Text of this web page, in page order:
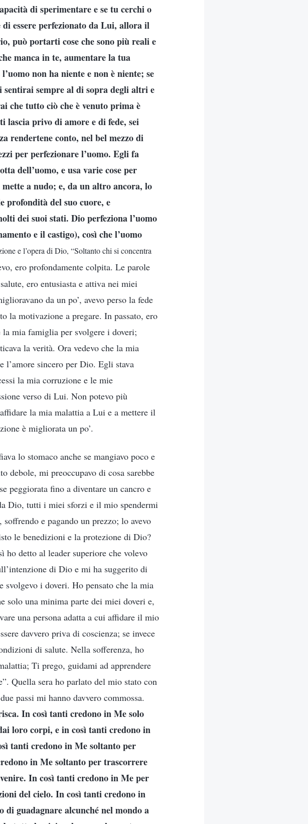
di sperimentare e se tu cerchi o
di essere perfezionato da Lui, allora il
può portarti cose che sono più reali e
manca in te, aumentare la tua
non ha niente e non è niente; se
sentirai sempre al di sopra degli altri e
che tutto ciò che è venuto prima è
lascia privo di amore e di fede, sei
rendertene conto, nel bel mezzo di
per perfezionare l’uomo. Egli fa
dell’uomo, e usa varie cose per
a nudo; e, da un altro ancora, lo
profondità del suo cuore, e
dei suoi stati. Dio perfeziona l’uomo
e il castigo), così che l’uomo
e l’opera di Dio, “Soltanto chi si concentra
ero profondamente colpita. Le parole
ero entusiasta e attiva nei miei
da un po’, avevo perso la fede
la motivazione a pregare. In passato, ero
mia famiglia per svolgere i doveri;
la verità. Ora vedevo che la mia
l’amore sincero per Dio. Egli stava
la mia corruzione e le mie
verso di Lui. Non potevo più
la mia malattia a Lui e a mettere il
è migliorata un po’.
lo stomaco anche se mangiavo poco e
debole, mi preoccupavo di cosa sarebbe
peggiorata fino a diventare un cancro e
Dio, tutti i miei sforzi e il mio spendermi
e pagando un prezzo; lo avevo
le benedizioni e la protezione di Dio?
ho detto al leader superiore che volevo
di Dio e mi ha suggerito di
i doveri. Ho pensato che la mia
solo una minima parte dei miei doveri e,
una persona adatta a cui affidare il mio
davvero priva di coscienza; se invece
di salute. Nella sofferenza, ho
Ti prego, guidami ad apprendere
Quella sera ho parlato del mio stato con
passi mi hanno davvero commossa.
In così tanti credono in Me solo
loro corpi, e in così tanti credono in
tanti credono in Me soltanto per
in Me soltanto per trascorrere
In così tanti credono in Me per
del cielo. In così tanti credono in
di guadagnare alcunché nel mondo a